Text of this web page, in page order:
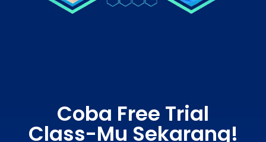
Coba Free Trial
Class-Mu Sekarang!